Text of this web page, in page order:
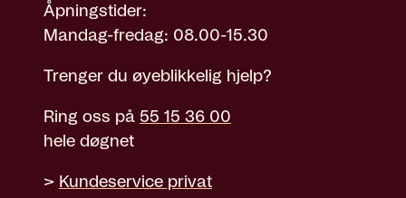
Åpningstider:
Mandag-fredag: 08.00-15.30
Trenger du øyeblikkelig hjelp?
Ring oss på 55 15 36 00
hele døgnet
> Kundeservice privat